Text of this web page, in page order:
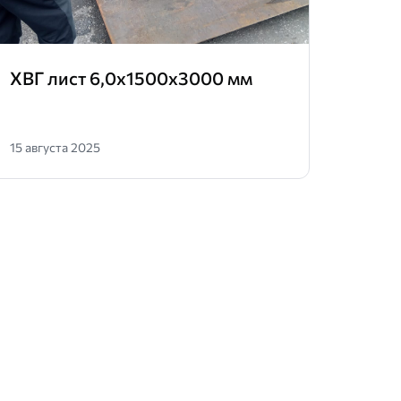
ХВГ лист 6,0х1500х3000 мм
15 августа 2025